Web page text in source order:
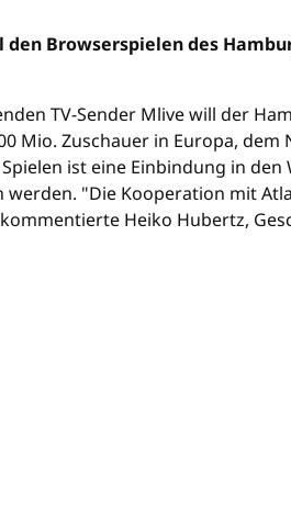
Browserspielen des
TV-Sender Mlive will der
Mio. Zuschauer in Europa,
ist eine Einbindung in
werden. "Die Kooperation mit
Heiko Hubertz,